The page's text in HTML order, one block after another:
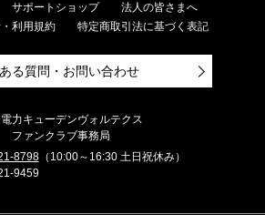
サポートショップ
法人の皆さまへ
利用規約
特定商取引法に基づく表記
る質問・お問い合わせ
力キューデンヴォルテクス
ファンクラブ事務局
8798（10:00～16:30 土日祝休み）
9459